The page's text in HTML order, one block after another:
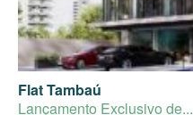
Flat Tambaú
Lançamento Exclusivo de...